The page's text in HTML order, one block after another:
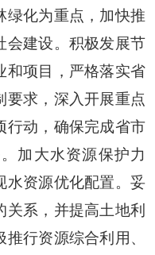
绿化为重点，加快推
会建设。积极发展节
和项目，严格落实省
要求，深入开展重点
行动，确保完成省市
加大水资源保护力
水资源优化配置。妥
系，并提高土地利
行资源综合利用、